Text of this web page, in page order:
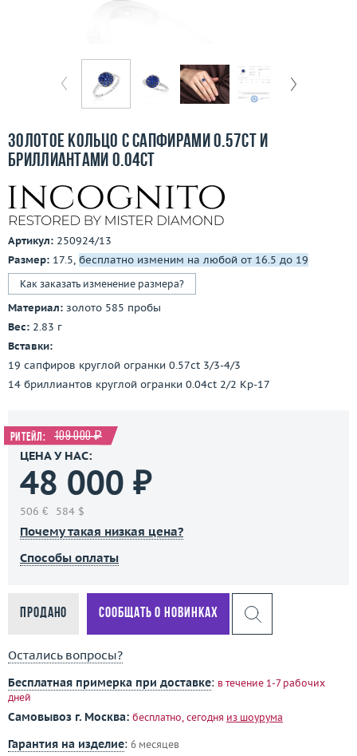
О компании
Контакты
3D-тур по шоуруму
Золотое кольцо с сапфирами 0.57ct и
бриллиантами 0.04ct
Артикул: 250924/13
Размер: 17.5, бесплатно изменим на любой от 16.5 до 19
Как заказать изменение размера?
Материал: золото 585 пробы
Вес: 2.83 г
Вставки:
19 сапфиров круглой огранки 0.57ct 3/3-4/3
14 бриллиантов круглой огранки 0.04ct 2/2 Кр-17
Ритейл: 109 000 ₽
ЦЕНА У НАС:
48 000 ₽
506 € 584 $
Почему такая низкая цена?
Способы оплаты
Продано Сообщать о новинках
Остались вопросы?
Бесплатная примерка при доставке: в течение 1-7 рабочих
дней
Самовывоз г. Москва: бесплатно, сегодня из шоурума
Гарантия на изделие: 6 месяцев